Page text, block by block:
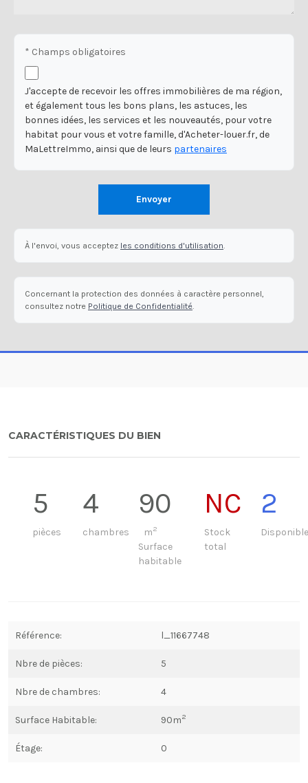
* Champs obligatoires
J'accepte de recevoir les offres immobilières de ma région,
et également tous les bons plans, les astuces, les
bonnes idées, les services et les nouveautés, pour votre
habitat pour vous et votre famille, d'Acheter-louer.fr, de
MaLettreImmo, ainsi que de leurs partenaires
Envoyer
À l'envoi, vous acceptez les conditions d'utilisation.
Concernant la protection des données à caractère personnel,
consultez notre Politique de Confidentialité.
CARACTÉRISTIQUES DU BIEN
5
pièces
4
chambres
90
m2
Surface
habitable
NC
Stock
total
2
Référence: l_11667748
Nbre de pièces: 5
Nbre de chambres: 4
Surface Habitable: 90m2
Étage: 0